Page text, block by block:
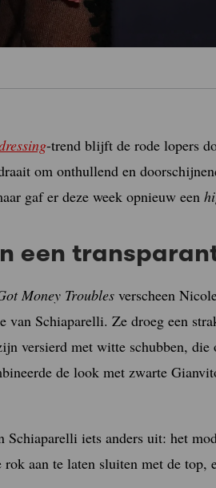
-trend blijft de rode lopers
om onthullend en
gaf er deze week opnieuw een
een
Money Troubles verscheen
Schiaparelli. Ze droeg een
versierd met witte schubben,
de look met zwarte
iets anders uit: het
aan te laten sluiten met de top,